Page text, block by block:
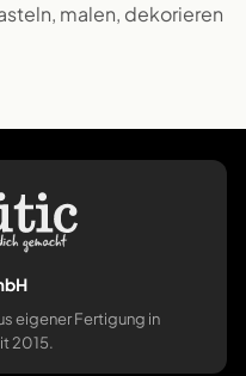
malen, dekorieren
eigener Fertigung in
2015.